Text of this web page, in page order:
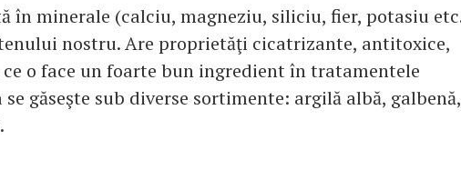
în minerale (calciu, magneziu, siliciu, fier, potasiu
nostru. Are proprietăţi cicatrizante, antitoxice,
o face un foarte bun ingredient în tratamentele
găseşte sub diverse sortimente: argilă albă, galbenă,